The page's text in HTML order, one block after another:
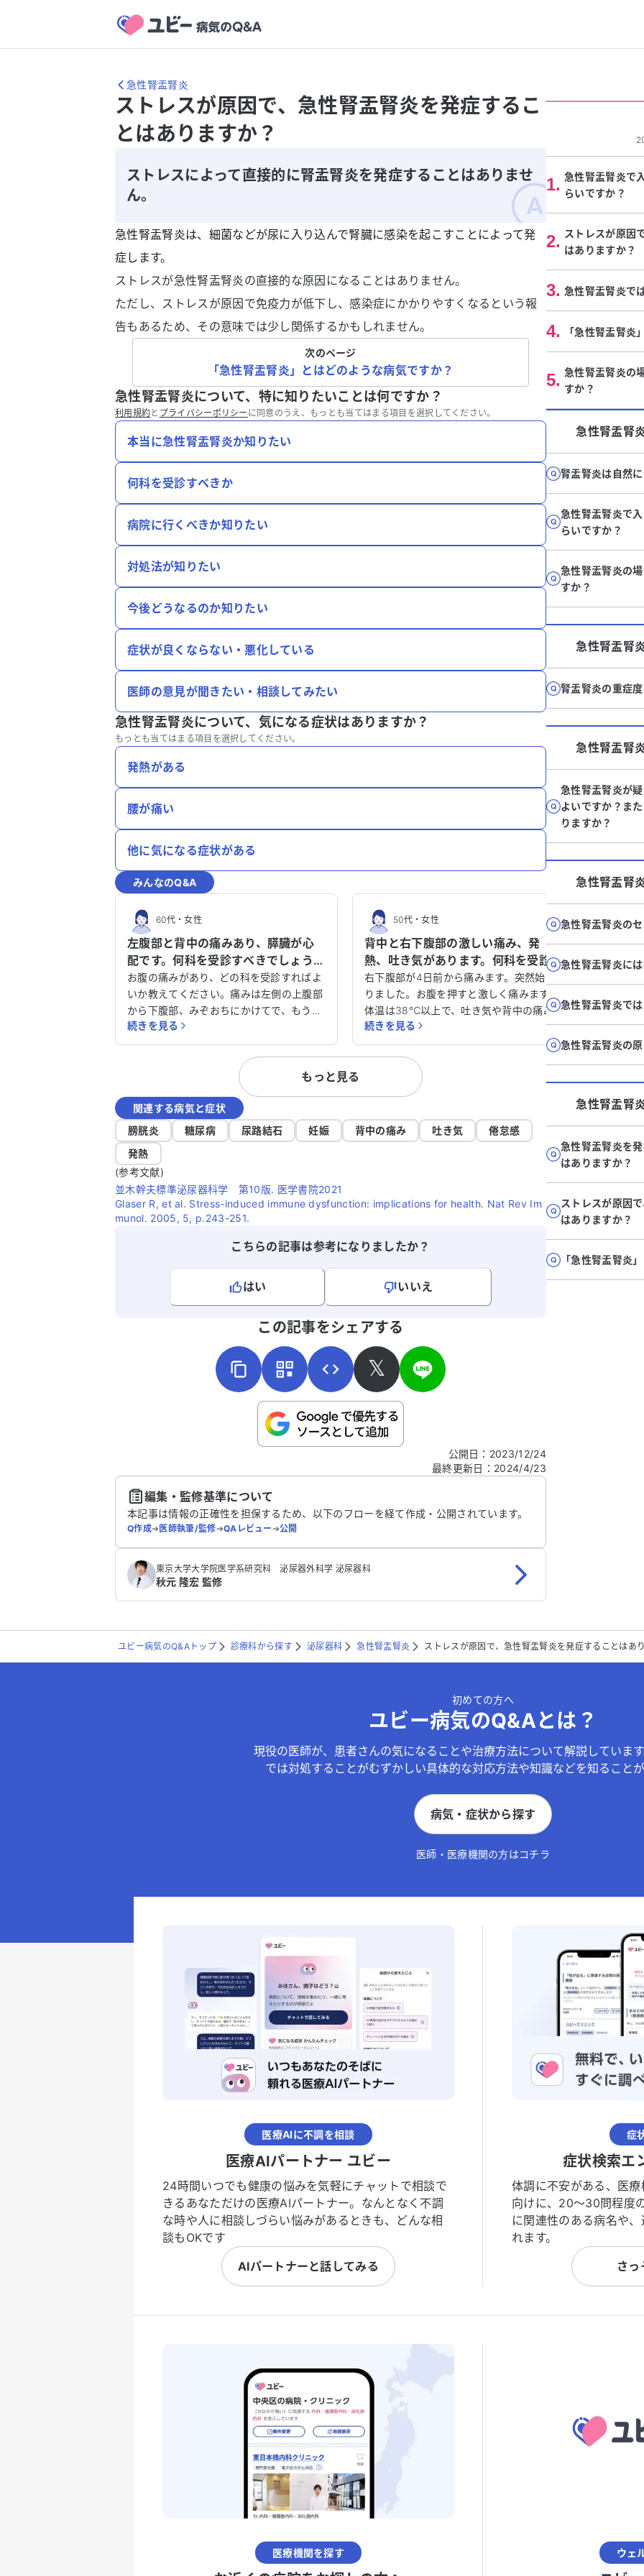
急性腎盂腎炎
ストレスが原因で、急性腎盂腎炎を発症するこ
とはありますか？
ストレスによって直接的に腎盂腎炎を発症することはありませ
ん。
急性腎盂腎炎は、細菌などが尿に入り込んで腎臓に感染を起こすことによって発
症します。
ストレスが急性腎盂腎炎の直接的な原因になることはありません。
ただし、ストレスが原因で免疫力が低下し、感染症にかかりやすくなるという報
告もあるため、その意味では少し関係するかもしれません。
次のページ
「急性腎盂腎炎」とはどのような病気ですか？
急性腎盂腎炎について、特に知りたいことは何ですか？
利用規約と プライバシーポリシー に同意のうえ、もっとも当てはまる項目を選択してください。
本当に急性腎盂腎炎か知りたい
何科を受診すべきか
病院に行くべきか知りたい
対処法が知りたい
今後どうなるのか知りたい
症状が良くならない・悪化している
医師の意見が聞きたい・相談してみたい
急性腎盂腎炎について、 気になる症状はありますか？
もっとも当てはまる項目を選択してください。
発熱がある
腰が痛い
他に気になる症状がある
みんなのQ&A
60代・女性
左腹部と背中の痛みあり、膵臓が心
配です。何科を受診すべきでしょう
か？
お腹の痛みがあり、どの科を受診すればよ
いか教えてください。痛みは左側の上腹部
から下腹部、みぞおちにかけてで、もう2
ヶ月くらい続いています。徐々に悪化して
います。背中の痛みや便秘、吐き気もあり
ます。膵臓に問題があるのか心配です。以
前も同じような症状でいろいろな科を回さ
れました。どの診療科に行けばよいか教え
てください。
続きを見る
50代・女性
背中と右下腹部の激しい痛み、発
熱、吐き気があります。何科を受診す
べきでしょうか？
右下腹部が4日前から痛みます。突然始ま
りました。お腹を押すと激しく痛みます。
体温は38℃以上で、吐き気や背中の痛み
もあります。食欲も減っています。どの科
を受診すれば良いでしょうか？胃十二指腸
潰瘍と言われたことがあります。
続きを見る
もっと見る
関連する病気と症状
膀胱炎
糖尿病 尿路結石 妊娠 背中の痛み 吐き気
倦怠感
発熱
(参考文献)
並木幹夫標準泌尿器科学 第10版. 医学書院2021
Glaser R, et al. Stress-induced immune dysfunction: implications for health. Nat Rev Im
munol. 2005, 5, p.243-251.
こちらの記事は参考になりましたか？
はい
いいえ
こちらは送信専用のフォームです。氏名やご自身の病気の詳細などの個人情報は入れないでくだ
この記事をシェアする
𝕏
公開日 ： 2023/12/24
最終更新日 ： 2024/4/23
編集・監修基準について
本記事は情報の正確性を担保するため、以下のフローを経て作成・公開されています。
Q作成➔医師執筆/監修➔QAレビュー➔公開
東京大学大学院医学系研究科 泌尿器外科学 泌尿器科
秋元 隆宏 監修
1. 急性腎盂腎炎で
らいですか？
2. ストレスが原因
はありますか？
3. 急性腎盂腎炎で
4. 「急性腎盂腎炎
5. 急性腎盂腎炎の
すか？
急性腎盂腎
腎盂腎炎は自然
急性腎盂腎炎で
らいですか？
急性腎盂腎炎の
すか？
急性腎盂腎
腎盂腎炎の重症
急性腎盂腎
急性腎盂腎炎が
よいですか？ま
りますか？
急性腎盂腎
急性腎盂腎炎の
急性腎盂腎炎に
急性腎盂腎炎で
急性腎盂腎炎の
急性腎盂腎
急性腎盂腎炎を
はありますか？
ストレスが原因
はありますか？
「急性腎盂腎炎
ユビー病気のQ&Aトップ 診療科から探す 泌尿器科 急性腎盂腎炎 ストレスが原因で、急性腎盂腎炎を発症することはあ
初めての方へ
ユビー病気のQ&Aとは？
現役の医師が、患者さんの気になることや治療方法について解説していま
では対処することがむずかしい具体的な対応方法や知識などを知ることが
病気・症状から探す
医師・医療機関の方はコチラ
医療AIに不調を相談
医療AIパートナー ユビー
24時間いつでも健康の悩みを気軽にチャットで相談で
きるあなただけの医療AIパートナー。なんとなく不調
な時や人に相談しづらい悩みがあるときも、どんな相
談もOKです
AIパートナーと話してみる
症
症状検索エ
体調に不安がある、医
向けに、20〜30問程度
に関連性のある病名や
れます。
さっ
医療機関を探す ウェ